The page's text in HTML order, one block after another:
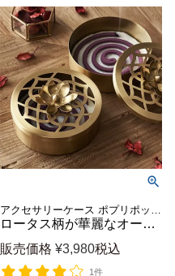
ロータス柄が華麗なオール真鍮の蚊取り線香入れ 約直径13.5×H7cm [34451]
販売価格 ¥3,980税込
1件